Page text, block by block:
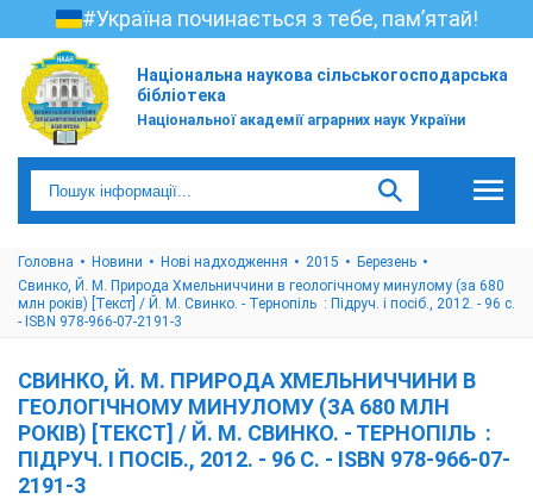
#Україна починається з тебе, пам’ятай!
Національна наукова сільськогосподарська
бібліотека
Національної академії аграрних наук України
Головна Новини Нові надходження 2015
Березень
Свинко, Й. М. Природа Хмельниччини в геологічному минулому (за 680
млн років) [Текст] / Й. М. Свинко. - Тернопіль : Підруч. і посіб., 2012. - 96 с.
- ISBN 978-966-07-2191-3
СВИНКО, Й. М. ПРИРОДА ХМЕЛЬНИЧЧИНИ В
ГЕОЛОГІЧНОМУ МИНУЛОМУ (ЗА 680 МЛН
РОКІВ) [ТЕКСТ] / Й. М. СВИНКО. - ТЕРНОПІЛЬ :
ПІДРУЧ. І ПОСІБ., 2012. - 96 С. - ISBN 978-966-07-
2191-3